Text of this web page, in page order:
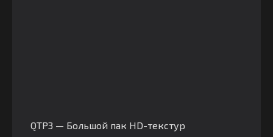
QTP3 — Большой пак HD-текстур